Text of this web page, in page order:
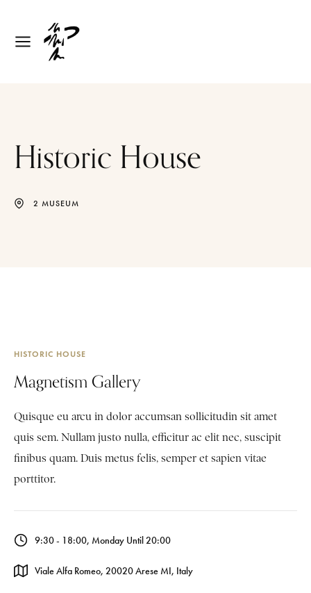
Historic House
2 MUSEUM
HISTORIC HOUSE
Magnetism Gallery
Quisque eu arcu in dolor accumsan sollicitudin sit amet
quis sem. Nullam justo nulla, efficitur ac elit nec, suscipit
finibus quam. Duis metus felis, semper et sapien vitae
porttitor.
9:30 - 18:00, Monday Until 20:00
Viale Alfa Romeo, 20020 Arese MI, Italy